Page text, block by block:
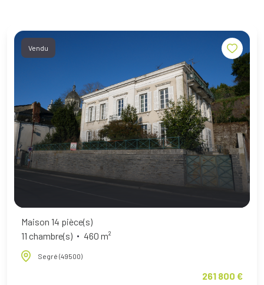
Vendu
Maison 14 pièce(s)
11 chambre(s)
460 m²
Segré (49500)
261 800 €